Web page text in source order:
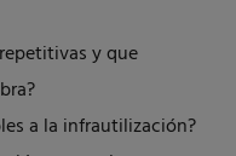
y que
a la infrautilización?